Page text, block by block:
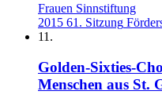
Frauen Sinnstiftung
2015 61. Sitzung
11.
Golden-Sixties-
Menschen aus St.